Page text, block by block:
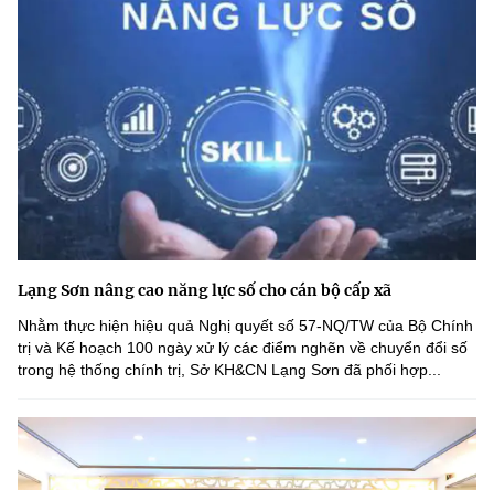
Lạng Sơn nâng cao năng lực số cho cán bộ cấp xã
Nhằm thực hiện hiệu quả Nghị quyết số 57-NQ/TW của Bộ Chính
trị và Kế hoạch 100 ngày xử lý các điểm nghẽn về chuyển đổi số
trong hệ thống chính trị, Sở KH&CN Lạng Sơn đã phối hợp...